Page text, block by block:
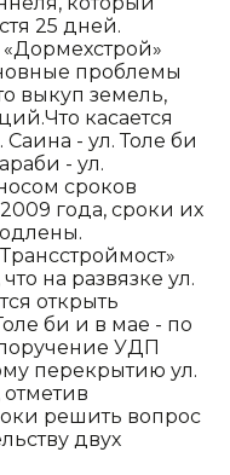
25 дней.
проблемы
выкуп земель,
касается
- ул. Толе би
- ул.
сроков
года, сроки их
на развязке ул.
открыть
би и в мае - по
УДП
перекрытию ул.
решить вопрос
двух